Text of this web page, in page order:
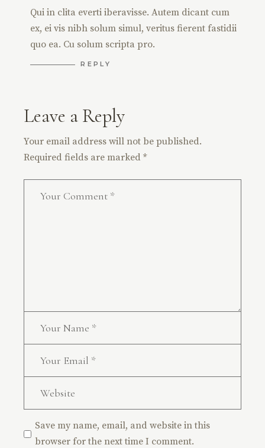
Qui in clita everti iberavisse. Autem dicant cum
ex, ei vis nibh solum simul, veritus fierent fastidii
quo ea. Cu solum scripta pro.
REPLY
Leave a Reply
Your email address will not be published.
Required fields are marked*
Save my name, email, and website in this
browser for the next time I comment.